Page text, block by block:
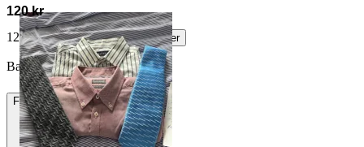
120 kr
128 kr med köparskydd. Läs mer
Barkskalaren vann auktionen
FraktFrån 59 kr